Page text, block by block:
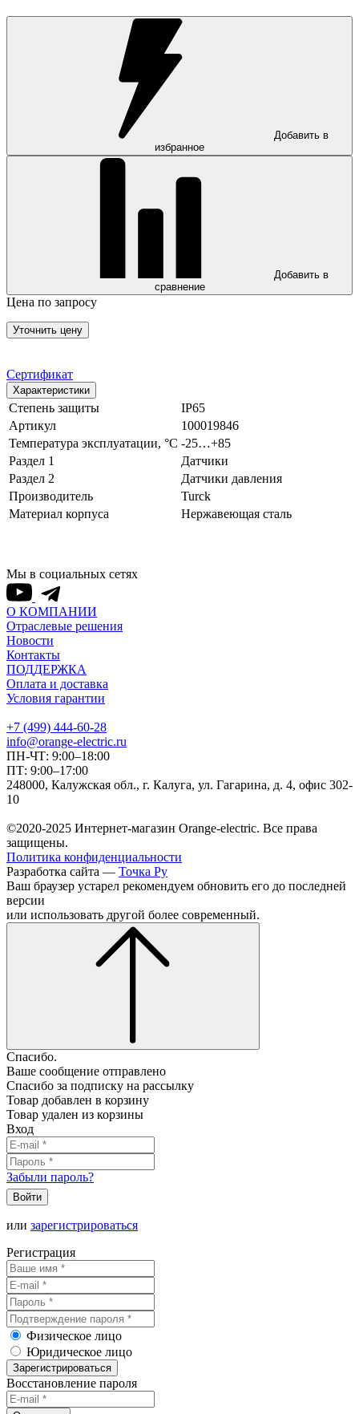
Добавить в
избранное
Добавить в
сравнение
Цена по запросу
Уточнить цену
Сертификат
Характеристики
Степень защиты
IP65
Артикул
100019846
Температура эксплуатации, °С -25…+85
Раздел 1
Датчики
Раздел 2
Датчики давления
Производитель
Turck
Материал корпуса
Нержавеющая сталь
Мы в социальных сетях
О КОМПАНИИ
Отраслевые решения
Новости
Контакты
ПОДДЕРЖКА
Оплата и доставка
Условия гарантии
+7 (499) 444-60-28
info@orange-electric.ru
ПН-ЧТ: 9:00–18:00
ПТ: 9:00–17:00
248000, Калужская обл., г. Калуга, ул. Гагарина, д. 4, офис 302-
10
©2020-2025 Интернет-магазин Orange-electric. Все права
защищены.
Политика конфиденциальности
Разработка сайта — Точка Ру
Ваш браузер устарел рекомендуем обновить его до последней
версии
или использовать другой более современный.
Спасибо.
Ваше сообщение отправлено
Спасибо за подписку на рассылку
Товар добавлен в корзину
Товар удален из корзины
Вход
Забыли пароль?
Войти
или зарегистрироваться
Регистрация
Физическое лицо
Юридическое лицо
Зарегистрироваться
Восстановление пароля